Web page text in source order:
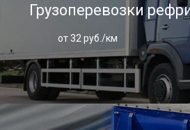
Грузоперевозки
от 32 руб./км